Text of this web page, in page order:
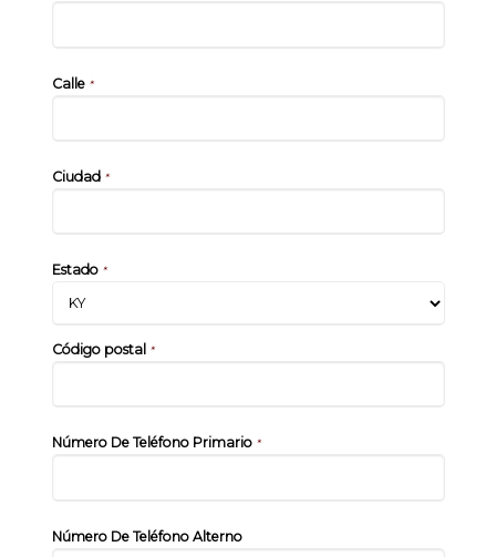
Calle*
Ciudad*
Estado*
Código postal *
Número De Teléfono Primario*
Número De Teléfono Alterno